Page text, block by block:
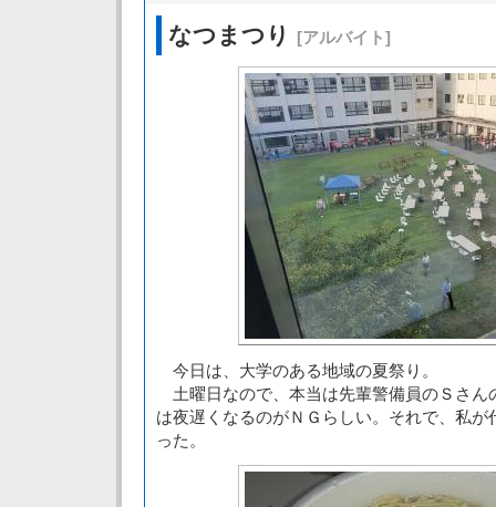
なつまつり [アルバイト]
今日は、大学のある地域の夏祭り。
土曜日なので、本当は先輩警備員のＳさん
は夜遅くなるのがＮＧらしい。それで、私
った。